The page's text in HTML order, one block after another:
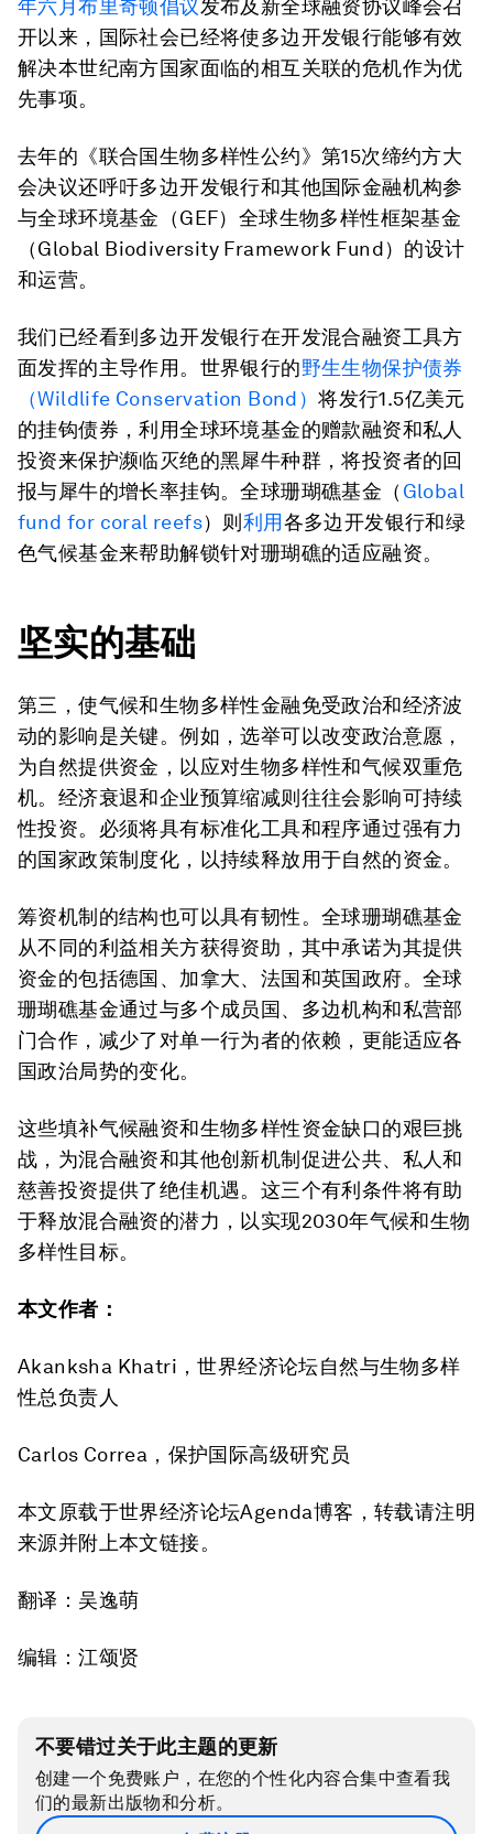
年六月布里奇顿倡议发布及新全球融资协议峰会召
开以来，国际社会已经将使多边开发银行能够有效
解决本世纪南方国家面临的相互关联的危机作为优
先事项。
去年的《联合国生物多样性公约》第15次缔约方大
会决议还呼吁多边开发银行和其他国际金融机构参
与全球环境基金（GEF）全球生物多样性框架基金
（Global Biodiversity Framework Fund）的设计
和运营。
我们已经看到多边开发银行在开发混合融资工具方
面发挥的主导作用。世界银行的野生生物保护债券
（Wildlife Conservation Bond）将发行1.5亿美元
的挂钩债券，利用全球环境基金的赠款融资和私人
投资来保护濒临灭绝的黑犀牛种群，将投资者的回
报与犀牛的增长率挂钩。全球珊瑚礁基金（ Global
fund for coral reefs）则 利用各多边开发银行和绿
色气候基金来帮助解锁针对珊瑚礁的适应融资。
坚实的基础
第三，使气候和生物多样性金融免受政治和经济波
动的影响是关键。例如，选举可以改变政治意愿，
为自然提供资金，以应对生物多样性和气候双重危
机。经济衰退和企业预算缩减则往往会影响可持续
性投资。必须将具有标准化工具和程序通过强有力
的国家政策制度化，以持续释放用于自然的资金。
筹资机制的结构也可以具有韧性。全球珊瑚礁基金
从不同的利益相关方获得资助，其中承诺为其提供
资金的包括德国、加拿大、法国和英国政府。全球
珊瑚礁基金通过与多个成员国、多边机构和私营部
门合作，减少了对单一行为者的依赖，更能适应各
国政治局势的变化。
这些填补气候融资和生物多样性资金缺口的艰巨挑
战，为混合融资和其他创新机制促进公共、私人和
慈善投资提供了绝佳机遇。这三个有利条件将有助
于释放混合融资的潜力，以实现2030年气候和生物
多样性目标。
本文作者：
Akanksha Khatri，世界经济论坛自然与生物多样
性总负责人
Carlos Correa，保护国际高级研究员
本文原载于世界经济论坛Agenda博客，转载请注明
来源并附上本文链接。
翻译：吴逸萌
编辑：江颂贤
不要错过关于此主题的更新
创建一个免费账户，在您的个性化内容合集中查看我
们的最新出版物和分析。